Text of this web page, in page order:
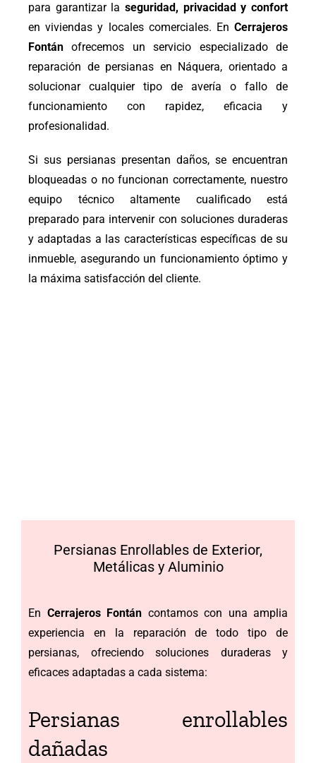
para garantizar la seguridad, privacidad y confort
en viviendas y locales comerciales. En Cerrajeros
Fontán ofrecemos un servicio especializado de
reparación de persianas en Náquera, orientado a
solucionar cualquier tipo de avería o fallo de
funcionamiento con rapidez, eficacia y
profesionalidad.
Si sus persianas presentan daños, se encuentran
bloqueadas o no funcionan correctamente, nuestro
equipo técnico altamente cualificado está
preparado para intervenir con soluciones duraderas
y adaptadas a las características específicas de su
inmueble, asegurando un funcionamiento óptimo y
la máxima satisfacción del cliente.
Persianas Enrollables de Exterior,
Metálicas y Aluminio
En Cerrajeros Fontán contamos con una amplia
experiencia en la reparación de todo tipo de
persianas, ofreciendo soluciones duraderas y
eficaces adaptadas a cada sistema:
Persianas enrollables
dañadas